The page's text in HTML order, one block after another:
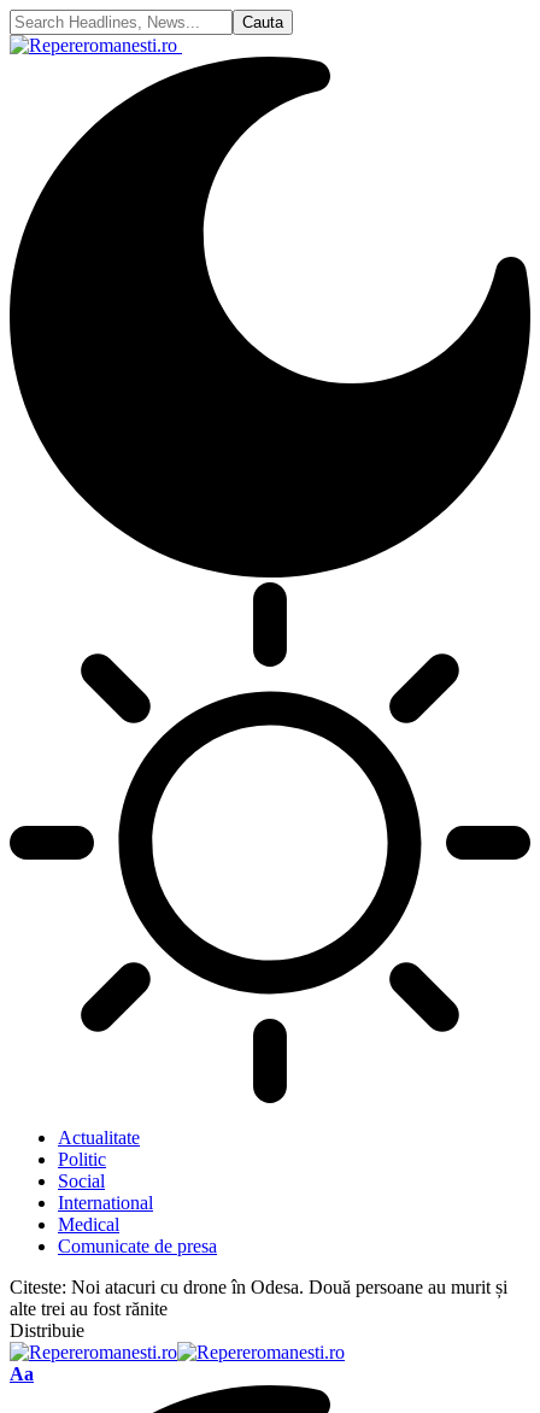
Actualitate
Politic
Social
International
Medical
Comunicate de presa
Citeste: Noi atacuri cu drone în Odesa. Două persoane au murit și
alte trei au fost rănite
Distribuie
Font
Aa